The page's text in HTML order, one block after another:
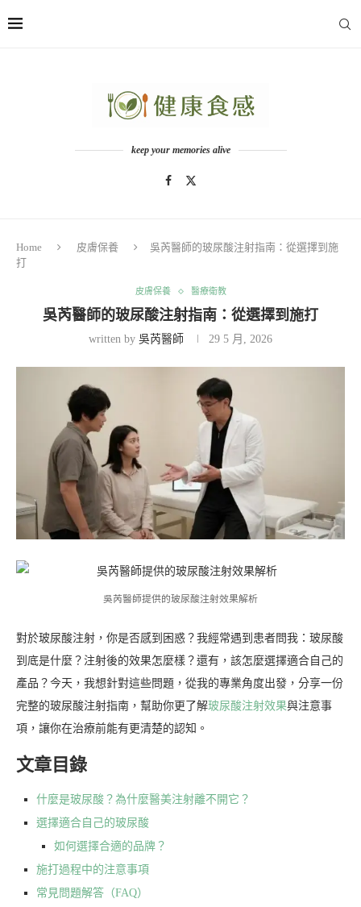
keep your memories alive
Home 皮膚保養
吳芮醫師的玻尿酸注射指南：從選擇到施
打
皮膚保養 醫療衛教
吳芮醫師的玻尿酸注射指南：從選擇到施打
written by 吳芮醫師 29 5 月, 2026
吳芮醫師提供的玻尿酸注射效果解析
對於玻尿酸注射，你是否感到困惑？我經常遇到患者問我：玻尿酸
到底是什麼？注射後的效果怎麼樣？還有，該怎麼選擇適合自己的
產品？今天，我想針對這些問題，從我的專業角度出發，分享一份
完整的玻尿酸注射指南，幫助你更了解玻尿酸注射效果與注意事
項，讓你在治療前能有更清楚的認知。
文章目錄
什麼是玻尿酸？為什麼醫美注射離不開它？
選擇適合自己的玻尿酸
如何選擇合適的品牌？
施打過程中的注意事項
常見問題解答（FAQ）